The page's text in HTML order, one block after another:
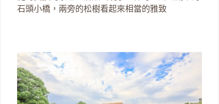
石頭小橋，兩旁的松樹看起來相當的雅致